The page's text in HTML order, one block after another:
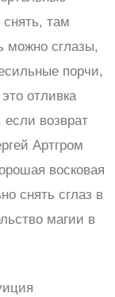
там
можно сглазы,
порчи,
отливка
возврат
Артгром
восковая
снять сглаз в
магии в